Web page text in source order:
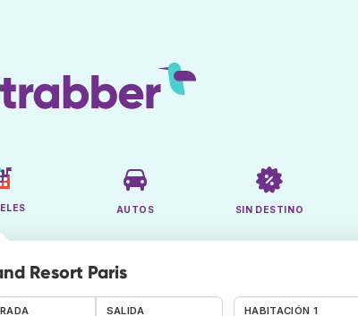
AUTOS SIN DESTINO
Resort Paris
SALIDA HABITACIÓN 1